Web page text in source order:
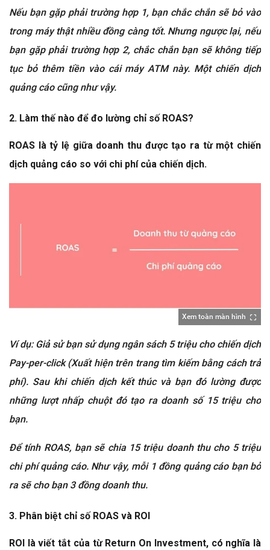
Nếu bạn gặp phải trường hợp 1, bạn chắc chắn sẽ bỏ vào
trong máy thật nhiều đồng càng tốt. Nhưng ngược lại, nếu
bạn gặp phải trường hợp 2, chắc chắn bạn sẽ không tiếp
tục bỏ thêm tiền vào cái máy ATM này. Một chiến dịch
quảng cáo cũng như vậy.
2. Làm thế nào để đo lường chỉ số ROAS?
ROAS là tỷ lệ giữa doanh thu được tạo ra từ một chiến
dịch quảng cáo so với chi phí của chiến dịch.
Xem toàn màn hình
Ví dụ: Giả sử bạn sử dụng ngân sách 5 triệu cho chiến dịch
Pay-per-click (Xuất hiện trên trang tìm kiếm bằng cách trả
phí). Sau khi chiến dịch kết thúc và bạn đó lường được
những lượt nhấp chuột đó tạo ra doanh số 15 triệu cho
bạn.
Để tính ROAS, bạn sẽ chia 15 triệu doanh thu cho 5 triệu
chi phí quảng cáo. Như vậy, mỗi 1 đồng quảng cáo bạn bỏ
ra sẽ cho bạn 3 đồng doanh thu.
3. Phân biệt chỉ số ROAS và ROI
ROI là viết tắt của từ Return On Investment, có nghĩa là